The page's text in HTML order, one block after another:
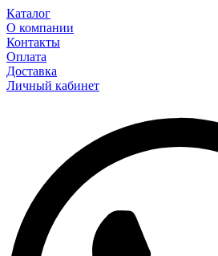
Каталог
О компании
Контакты
Оплата
Доставка
Личный кабинет